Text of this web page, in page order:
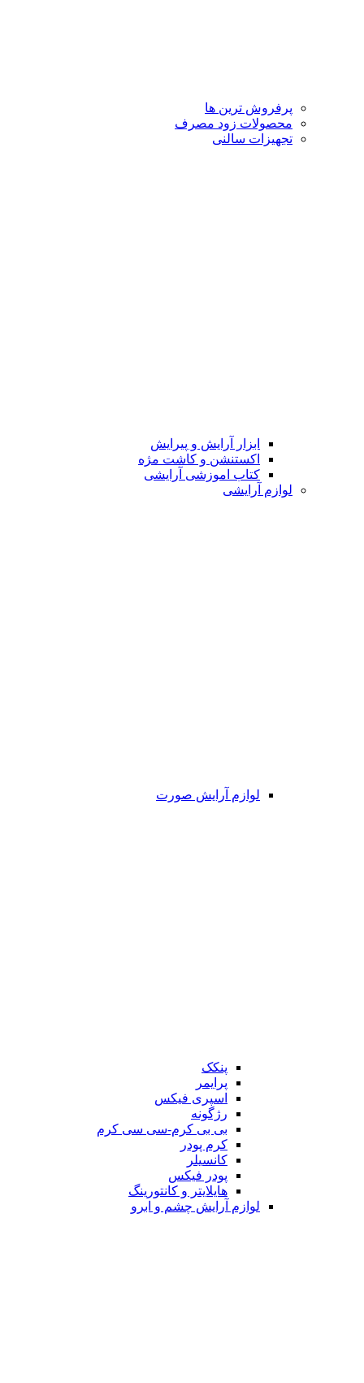
پرفروش ترین ها
محصولات زود مصرف
تجهیزات سالنی
ابزار آرایش و پیرایش
اکستنشن و کاشت مژه
کتاب اموزشی آرایشی
لوازم آرایشی
لوازم آرایش صورت
پنکک
پرایمر
اسپری فیکس
رژگونه
بی بی کرم-سی سی کرم
کرم پودر
کانسیلر
پودر فیکس
هایلایتر و کانتورینگ
لوازم آرایش چشم و ابرو